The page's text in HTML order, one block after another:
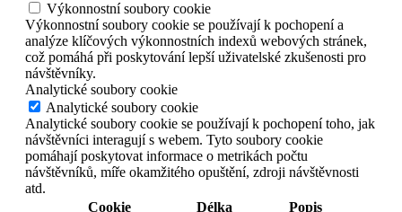
Výkonnostní soubory cookie
Výkonnostní soubory cookie se používají k pochopení a
analýze klíčových výkonnostních indexů webových stránek,
což pomáhá při poskytování lepší uživatelské zkušenosti pro
návštěvníky.
Analytické soubory cookie
Analytické soubory cookie
Analytické soubory cookie se používají k pochopení toho, jak
návštěvníci interagují s webem. Tyto soubory cookie
pomáhají poskytovat informace o metrikách počtu
návštěvníků, míře okamžitého opuštění, zdroji návštěvnosti
atd.
Cookie
Délka Popis